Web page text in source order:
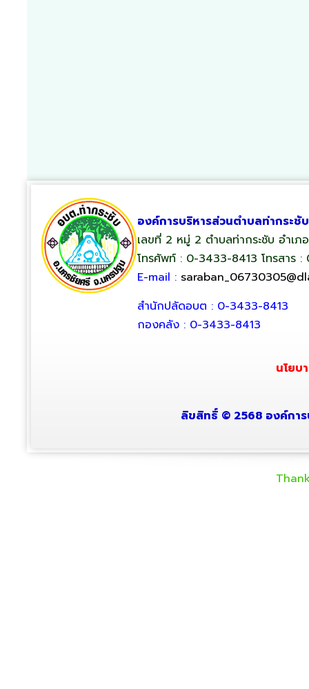
องค์การบริหารส่วนตำบลท่ากระชับ
เลขที่ 2 หมู่ 2 ตำบลท่ากระชับ อำเ
โทรศัพท์ : 0-3433-8413 โทรสาร
E-mail :
สำนักปลัดอบต : 0-3433-8413
กองคลัง : 0-3433-8413
นโยบ
ลิขสิทธิ์ © 2568 องค์กา